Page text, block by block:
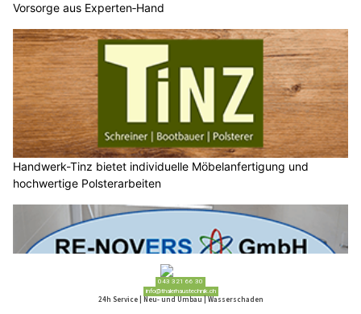
Vorsorge aus Experten‑Hand
Handwerk-Tinz bietet individuelle Möbelanfertigung und
hochwertige Polsterarbeiten